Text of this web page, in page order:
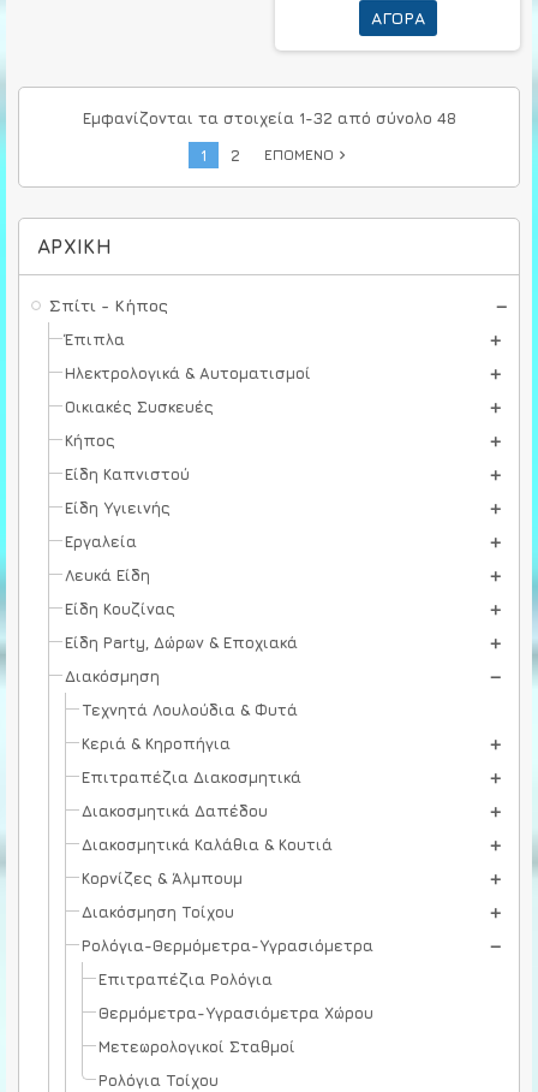
ΑΡΧΙΚΉ
Σπίτι - Κήπος
Έπιπλα
Ηλεκτρολογικά & Αυτοματισμοί
Οικιακές Συσκευές
Κήπος
Είδη Καπνιστού
Είδη Υγιεινής
Εργαλεία
Λευκά Είδη
Είδη Κουζίνας
Είδη Party, Δώρων & Εποχιακά
Διακόσμηση
Τεχνητά Λουλούδια & Φυτά
Κεριά & Κηροπήγια
Επιτραπέζια Διακοσμητικά
Διακοσμητικά Δαπέδου
Διακοσμητικά Καλάθια & Κουτιά
Κορνίζες & Άλμπουμ
Διακόσμηση Τοίχου
Ρολόγια-Θερμόμετρα-Υγρασιόμετρα
Επιτραπέζια Ρολόγια
Θερμόμετρα-Υγρασιόμετρα Χώρου
Μετεωρολογικοί Σταθμοί
Ρολόγια Τοίχου
ΑΓΟΡΆ
Εμφανίζονται τα στοιχεία 1-32 από σύνολο 48
1
2 ΕΠΌΜΕΝΟ navigate_next